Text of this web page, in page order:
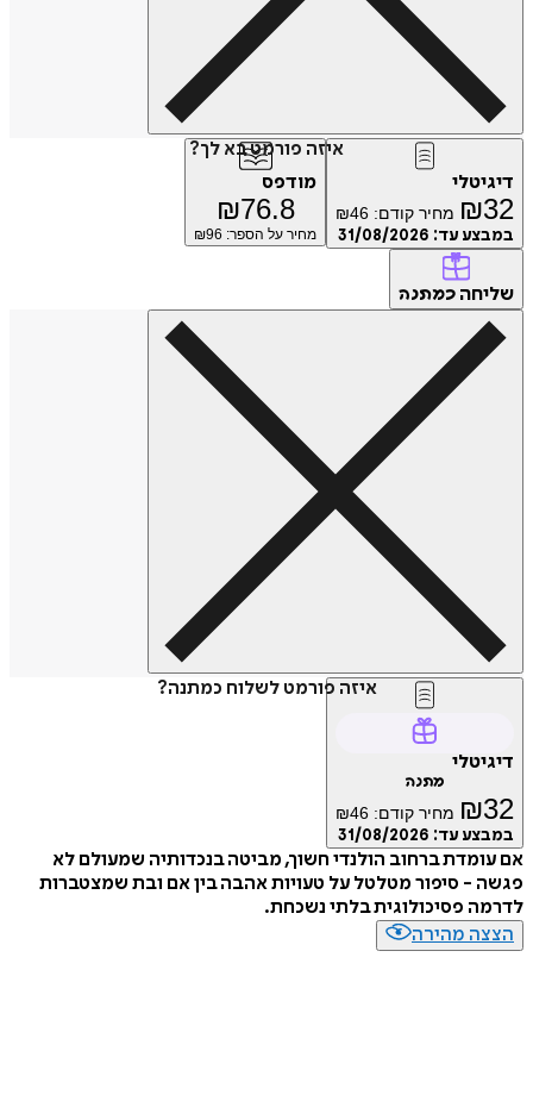
איזה פורמט בא לך?
₪ מחיר קודם: ₪46
עד:31/08/2026
מודפס
₪76.8
מחיר על הספר: ₪96
כמתנה
איזה פורמט לשלוח כמתנה?
₪ מחיר קודם: ₪46
עד:31/08/2026
ברחוב הולנדי חשוך, מביטה בנכדותיה שמעולם לא
- סיפור מטלטל על טעויות אהבה בין אם ובת שמצטברות
פסיכולוגית בלתי נשכחת.
מהירה